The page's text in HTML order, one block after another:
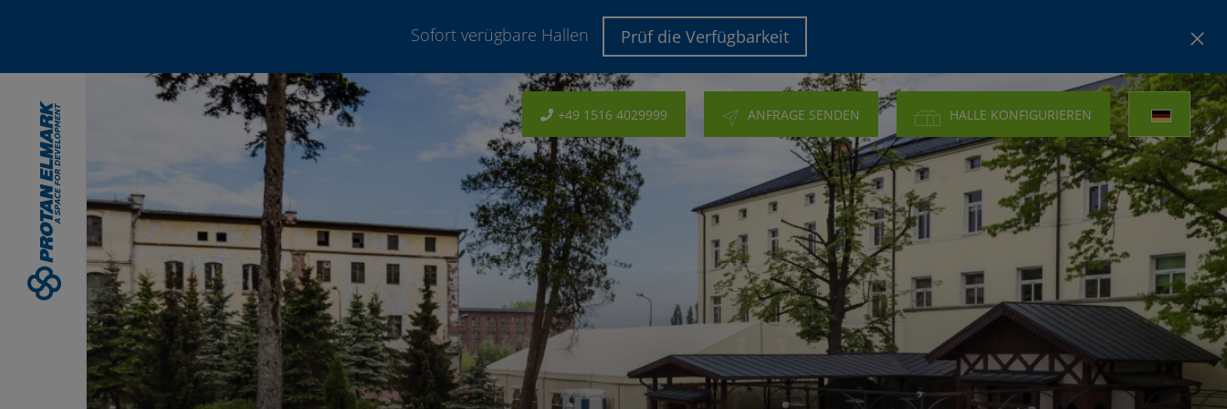
Sofort verügbare Hallen Prüf die Verfügbarkeit
+49 1516 4029999 ANFRAGE SENDEN HALLE KONFIGURIEREN